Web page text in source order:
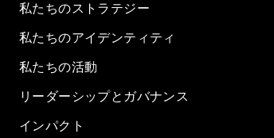
私たちのストラテジー
私たちのアイデンティティ
私たちの活動
リーダーシップとガバナンス
インパクト